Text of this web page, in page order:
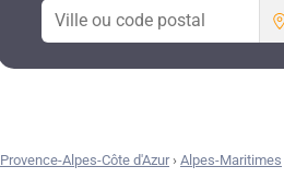
Provence-Alpes-Côte d'Azur› Alpes-Maritimes